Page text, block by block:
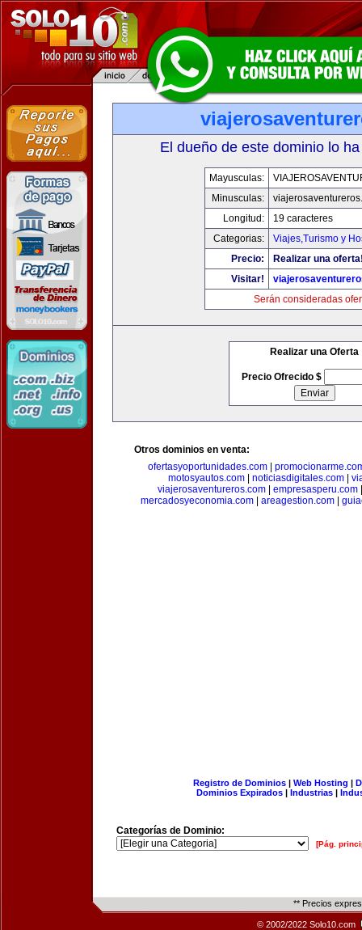
El dueño de este dominio lo
Mayusculas:
Minusculas:
Longitud:
19 caracteres
Categorias:
Viajes,Turismo y
Precio:
Realizar una
Visitar!
Serán consideradas
Realizar una Oferta
Precio Ofrecido $
Otros dominios en venta:
ofertasyoportunidades.com
motosyautos.com
noticiasdigitales.com
viajerosaventureros.com| empresasperu.com
mercadosyeconomia.com
areagestion.com
Registro de Dominios| Web Hosting |
Dominios Expirados | Industrias |
Categorías de Dominio:
[Pág.
** Precios
© 2002/2022 Solo10.com